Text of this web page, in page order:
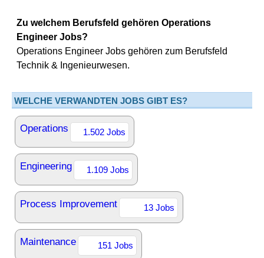
Zu welchem Berufsfeld gehören Operations
Engineer Jobs?
Operations Engineer Jobs gehören zum Berufsfeld
Technik & Ingenieurwesen.
WELCHE VERWANDTEN JOBS GIBT ES?
Operations 1.502 Jobs
Engineering 1.109 Jobs
Process Improvement 13 Jobs
Maintenance 151 Jobs